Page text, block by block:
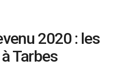
2020 : les
Tarbes